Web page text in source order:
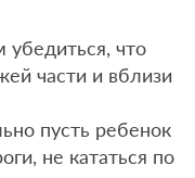
что
части и вблизи
пусть ребенок
не кататься по